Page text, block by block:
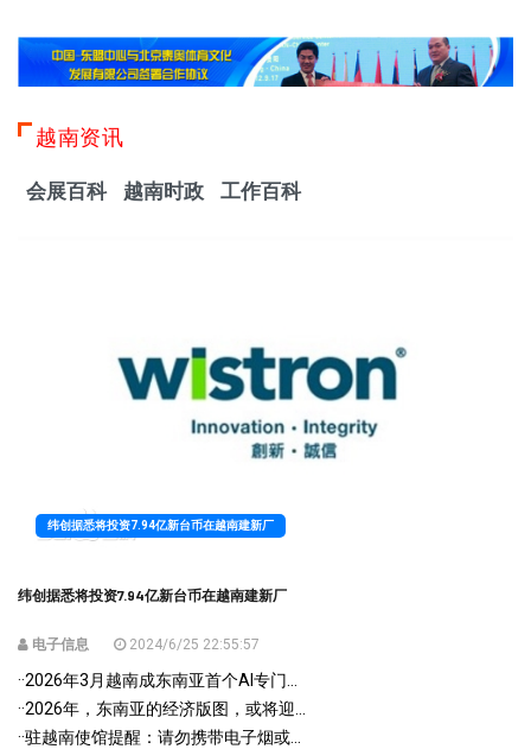
越南资讯
会展百科 越南时政 工作百科
纬创据悉将投资7.94亿新台币在越南建新厂
纬创据悉将投资7.94亿新台币在越南建新厂
电子信息 2024/6/25 22:55:57
··2026年3月越南成东南亚首个AI专门...
··2026年，东南亚的经济版图，或将迎...
··驻越南使馆提醒：请勿携带电子烟或...